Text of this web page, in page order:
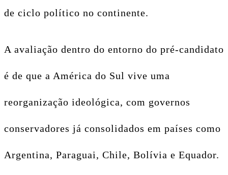
de ciclo político no continente.
A avaliação dentro do entorno do pré-candidato
é de que a América do Sul vive uma
reorganização ideológica, com governos
conservadores já consolidados em países como
Argentina, Paraguai, Chile, Bolívia e Equador.